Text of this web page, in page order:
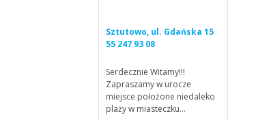
Sztutowo, ul. Gdańska 15
55 247 93 08
Serdecznie Witamy!!!
Zapraszamy w urocze
miejsce położone niedaleko
plaży w miasteczku...